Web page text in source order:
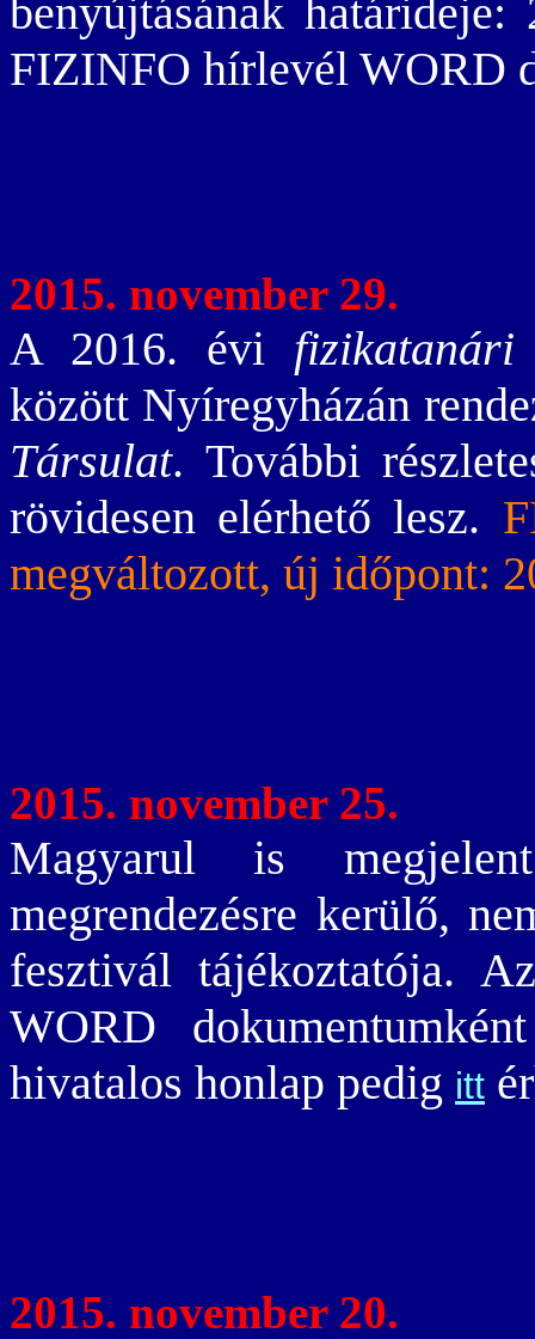
benyújtásának
FIZINFO hírlevél WORD
2015. november 29.
A 2016. évi fizikatanári
között Nyíregyházán
Társulat. További
rövidesen elérhető lesz.
megváltozott, új időpont:
2015. november 25.
Magyarul is
megrendezésre kerülő,
fesztivál tájékoztatója.
WORD
hivatalos honlap pedig itt
2015. november 20.